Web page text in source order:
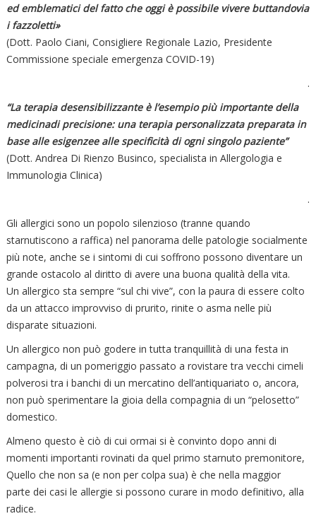
ed emblematici del fatto che oggi è possibile vivere buttandovia
i fazzoletti»
(Dott. Paolo Ciani, Consigliere Regionale Lazio, Presidente
Commissione speciale emergenza COVID-19)
.
“La terapia desensibilizzante è l’esempio più importante della
medicinadi precisione: una terapia personalizzata preparata in
base alle esigenzee alle specificità di ogni singolo paziente”
(Dott. Andrea Di Rienzo Businco, specialista in Allergologia e
Immunologia Clinica)
.
Gli allergici sono un popolo silenzioso (tranne quando
starnutiscono a raffica) nel panorama delle patologie socialmente
più note, anche se i sintomi di cui soffrono possono diventare un
grande ostacolo al diritto di avere una buona qualità della vita.
Un allergico sta sempre “sul chi vive”, con la paura di essere colto
da un attacco improvviso di prurito, rinite o asma nelle più
disparate situazioni.
Un allergico non può godere in tutta tranquillità di una festa in
campagna, di un pomeriggio passato a rovistare tra vecchi cimeli
polverosi tra i banchi di un mercatino dell’antiquariato o, ancora,
non può sperimentare la gioia della compagnia di un “pelosetto”
domestico.
Almeno questo è ciò di cui ormai si è convinto dopo anni di
momenti importanti rovinati da quel primo starnuto premonitore,
Quello che non sa (e non per colpa sua) è che nella maggior
parte dei casi le allergie si possono curare in modo definitivo, alla
radice.